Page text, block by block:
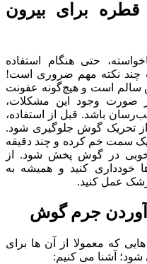
قطره برای بیرون
حتی هنگام استفاده
چند نکته مهم ضروری است!
سالم است و هیچ‌گونه عفونت
صورت وجود این مشکلات،
باشد. قبل از استفاده،
از تحریک گوش جلوگیری شود.
سمت خم کرده و چند دقیقه
در گوش پخش شود. از
خودداری کنید و همیشه به
عمل کنید.
آوردن جرم گوش
که معمولا از آن ها برای
آشنا می کنیم: